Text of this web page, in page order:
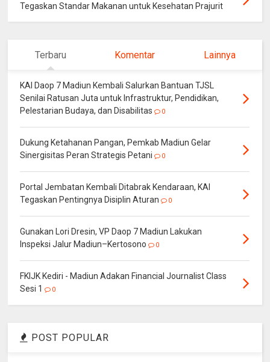
Tegaskan Standar Makanan untuk Kesehatan Prajurit
Terbaru Komentar Lainnya
KAI Daop 7 Madiun Kembali Salurkan Bantuan TJSL
Senilai Ratusan Juta untuk Infrastruktur, Pendidikan,
Pelestarian Budaya, dan Disabilitas
0
Dukung Ketahanan Pangan, Pemkab Madiun Gelar
Sinergisitas Peran Strategis Petani
0
Portal Jembatan Kembali Ditabrak Kendaraan, KAI
Tegaskan Pentingnya Disiplin Aturan
0
Gunakan Lori Dresin, VP Daop 7 Madiun Lakukan
Inspeksi Jalur Madiun–Kertosono
0
FKIJK Kediri - Madiun Adakan Financial Journalist Class
Sesi 1
0
POST POPULAR